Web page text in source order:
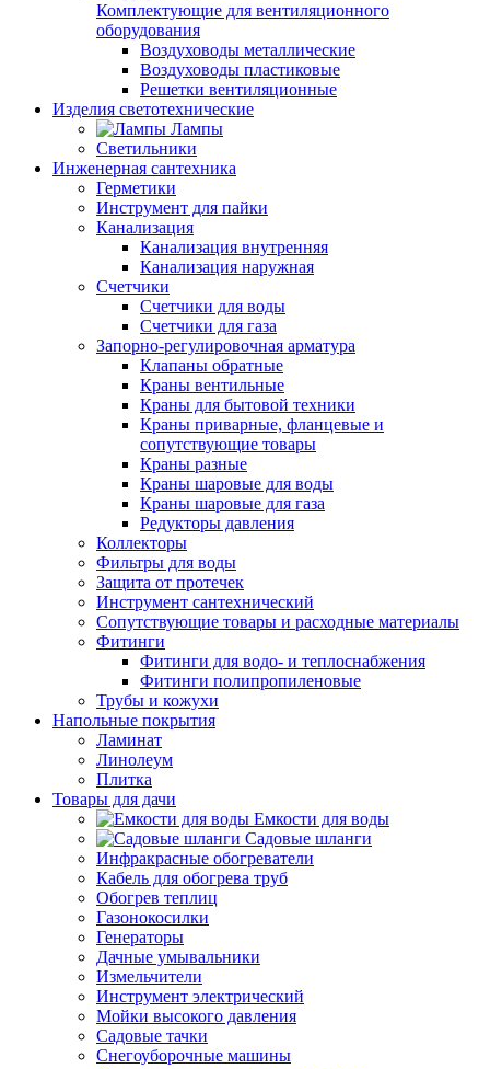
Комплектующие для вентиляционного
оборудования
Воздуховоды металлические
Воздуховоды пластиковые
Решетки вентиляционные
Изделия светотехнические
Лампы
Светильники
Инженерная сантехника
Герметики
Инструмент для пайки
Канализация
Канализация внутренняя
Канализация наружная
Счетчики
Счетчики для воды
Счетчики для газа
Запорно-регулировочная арматура
Клапаны обратные
Краны вентильные
Краны для бытовой техники
Краны приварные, фланцевые и
сопутствующие товары
Краны разные
Краны шаровые для воды
Краны шаровые для газа
Редукторы давления
Коллекторы
Фильтры для воды
Защита от протечек
Инструмент сантехнический
Сопутствующие товары и расходные материалы
Фитинги
Фитинги для водо- и теплоснабжения
Фитинги полипропиленовые
Трубы и кожухи
Напольные покрытия
Ламинат
Линолеум
Плитка
Товары для дачи
Емкости для воды
Садовые шланги
Инфракрасные обогреватели
Кабель для обогрева труб
Обогрев теплиц
Газонокосилки
Генераторы
Дачные умывальники
Измельчители
Инструмент электрический
Мойки высокого давления
Садовые тачки
Снегоуборочные машины